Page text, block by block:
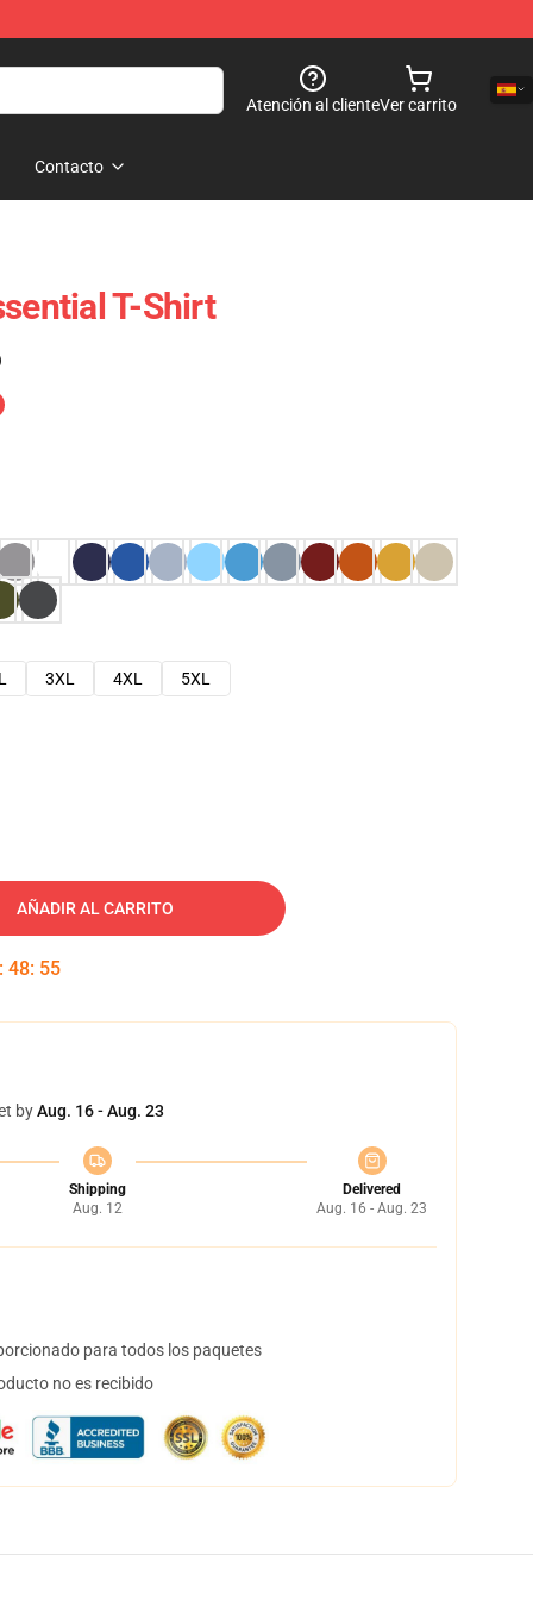
Atención al clienteVer carrito
Contacto
T-Shirt
3XL 4XL 5XL
AÑADIR AL CARRITO
: 48: 54
byAug. 16 - Aug. 23
Shipping
Aug. 12
Delivered
Aug. 16 - Aug. 23
para todos los paquetes
no es recibido